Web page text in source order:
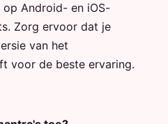
Android- en iOS-
Zorg ervoor dat je
van het
voor de beste ervaring.